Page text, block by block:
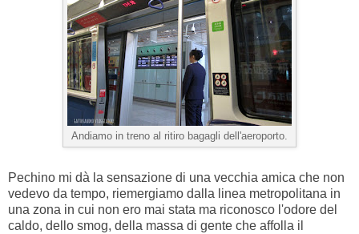
Andiamo in treno al ritiro bagagli dell'aeroporto.
Pechino mi dà la sensazione di una vecchia amica che non
vedevo da tempo, riemergiamo dalla linea metropolitana in
una zona in cui non ero mai stata ma riconosco l'odore del
caldo, dello smog, della massa di gente che affolla il